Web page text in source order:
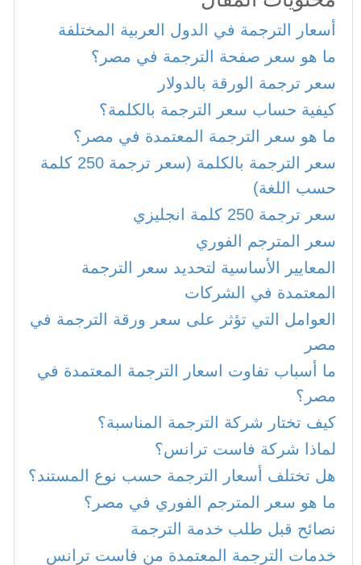
أسعار الترجمة في الدول العربية المختلفة
ما هو سعر صفحة الترجمة في مصر؟
سعر ترجمة الورقة بالدولار
كيفية حساب سعر الترجمة بالكلمة؟
ما هو سعر الترجمة المعتمدة في مصر؟
سعر الترجمة بالكلمة (سعر ترجمة 250 كلمة
حسب اللغة)
سعر ترجمة 250 كلمة انجليزي
سعر المترجم الفوري
المعايير الأساسية لتحديد سعر الترجمة
المعتمدة في الشركات
العوامل التي تؤثر على سعر ورقة الترجمة في
مصر
ما أسباب تفاوت اسعار الترجمة المعتمدة في
مصر؟
كيف تختار شركة الترجمة المناسبة؟
لماذا شركة فاست ترانس؟
هل تختلف أسعار الترجمة حسب نوع المستند؟
ما هو سعر المترجم الفوري في مصر؟
نصائح قبل طلب خدمة الترجمة
خدمات الترجمة المعتمدة من فاست ترانس